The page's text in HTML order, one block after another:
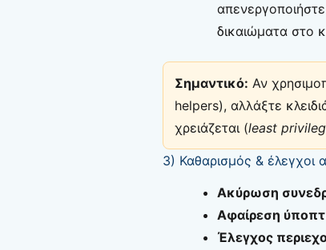
δικαιώματα στο
Σημαντικό: Αν
helpers), αλλάξτε
χρειάζεται (least
3) Καθαρισμός & έλεγχοι
Ακύρωση
Αφαίρεση
Έλεγχος